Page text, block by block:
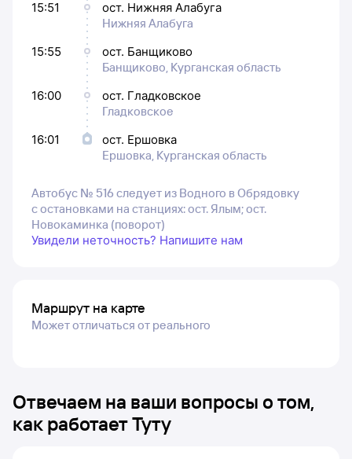
15:51
ост. Нижняя Алабуга
Нижняя Алабуга
15:55
ост. Банщиково
Банщиково, Курганская область
16:00
ост. Гладковское
Гладковское
16:01
ост. Ершовка
Ершовка, Курганская область
Автобус № 516 следует из Водного в Обрядовку
с остановками на станциях: ост. Ялым; ост.
Новокаминка (поворот)
Увидели неточность? Напишите нам
Маршрут на карте
Может отличаться от реального
Отвечаем на ваши вопросы о том,
как работает Туту